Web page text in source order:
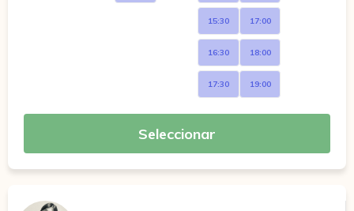
15:30
16:30
17:30
17:00
18:00
19:00
Seleccionar